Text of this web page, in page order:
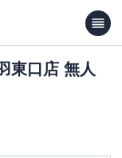
東口店 無人